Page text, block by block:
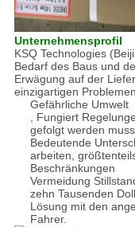
Unternehmensprofil
KSQ Technologies
Bedarf des Baus und
Erwägung auf der
einzigartigen
Gefährliche Umwelt
, Fungiert
gefolgt werden muss
Bedeutende
arbeiten,
Beschränkungen
Vermeidung
zehn Tausenden
Lösung mit den
Fahrer.